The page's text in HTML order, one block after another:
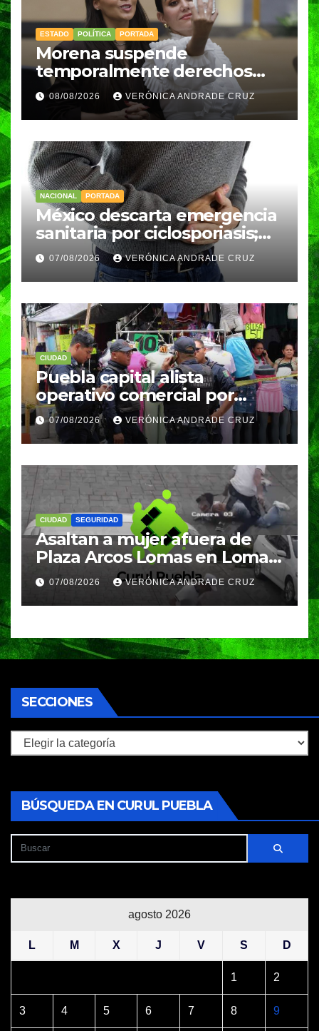
ESTADO POLÍTICA PORTADA
Morena suspende
temporalmente derechos
partidarios de Nayeli Salvatori
y Graciela Palomares
08/08/2026 VERÓNICA ANDRADE CRUZ
NACIONAL PORTADA
México descarta emergencia
sanitaria por ciclosporiasis;
reportan 33 casos en dos
meses
07/08/2026 VERÓNICA ANDRADE CRUZ
CIUDAD
Puebla capital alista
operativo comercial por
fiestas patrias y regreso a
clases
07/08/2026 VERÓNICA ANDRADE CRUZ
CIUDAD SEGURIDAD
Asaltan a mujer afuera de
Plaza Arcos Lomas en Lomas
de Angelópolis; delincuentes
huyeron en auto
07/08/2026 VERÓNICA ANDRADE CRUZ
SECCIONES
Secciones
BÚSQUEDA EN CURUL PUEBLA
agosto 2026
L M X J V S D
1 2
3 4 5 6 7 8 9